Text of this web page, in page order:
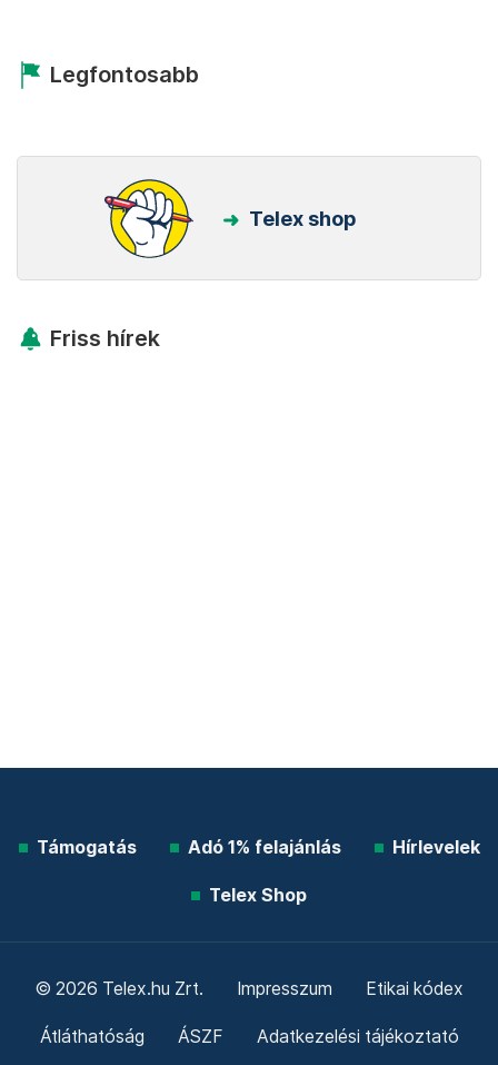
Legfontosabb
Telex shop
Friss hírek
Támogatás Adó 1% felajánlás Hírlevelek
Telex Shop
© 2026 Telex.hu Zrt. Impresszum Etikai kódex
Átláthatóság ÁSZF Adatkezelési tájékoztató